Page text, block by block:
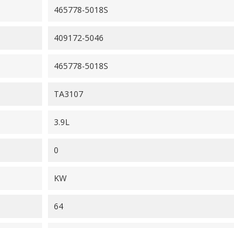
465778-5018S
409172-5046
465778-5018S
TA3107
3.9L
0
KW
64